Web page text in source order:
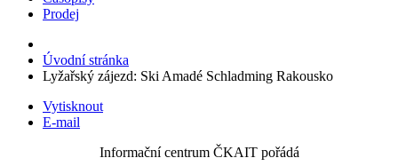
Prodej
Úvodní stránka
Lyžařský zájezd: Ski Amadé Schladming Rakousko
Vytisknout
E-mail
Informační centrum ČKAIT pořádá